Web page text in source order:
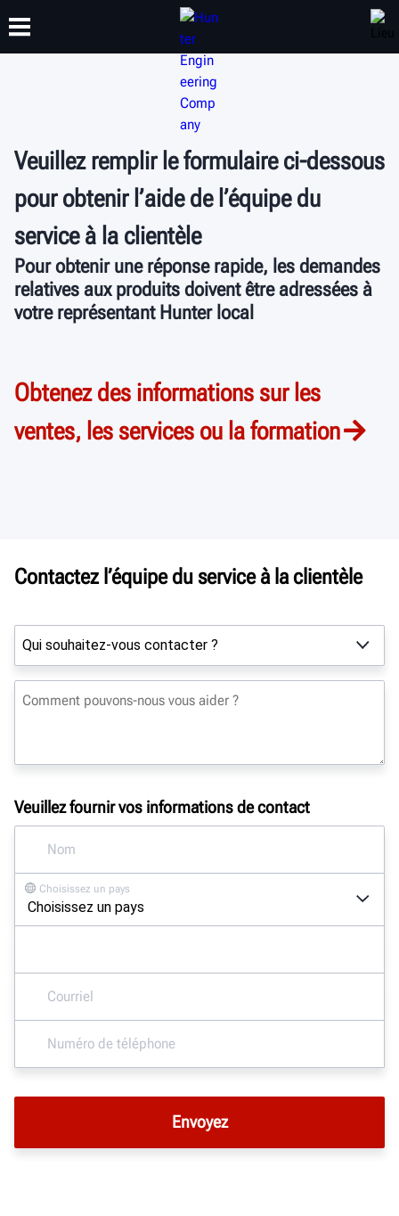
FORMATION
Veuillez remplir le formulaire ci-dessous
pour obtenir l’aide de l’équipe du
service à la clientèle
Pour obtenir une réponse rapide, les demandes
relatives aux produits doivent être adressées à
votre représentant Hunter local
Obtenez des informations sur les
ventes, les services ou la formation
Contactez l’équipe du service à la clientèle
Veuillez fournir vos informations de contact
Choisissez un pays